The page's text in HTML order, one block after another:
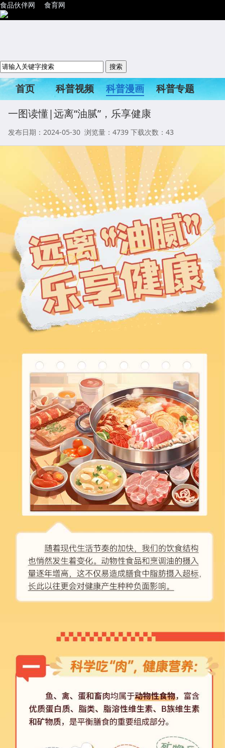
食品伙伴网 食育网
首页 科普视频 科普漫画
科普专题
科普活动
一图读懂|远离“油腻”，乐享健康
发布日期：2024-05-30 浏览量： 4739 下载次数：43